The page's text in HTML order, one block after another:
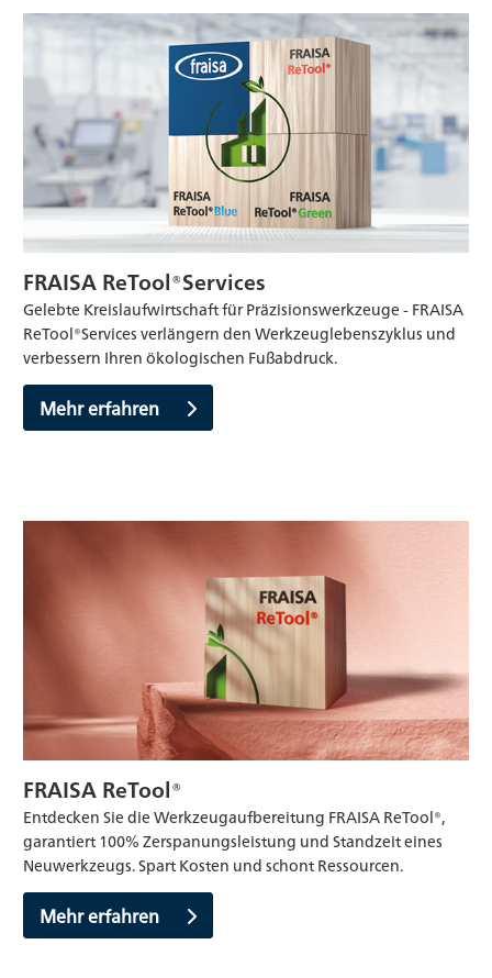
FRAISA ReTool®Services
Gelebte Kreislaufwirtschaft für Präzisionswerkzeuge - FRAISA
ReTool®Services verlängern den Werkzeuglebenszyklus und
verbessern Ihren ökologischen Fußabdruck.
Mehr erfahren
FRAISA ReTool®
Entdecken Sie die Werkzeugaufbereitung FRAISA ReTool®,
garantiert 100% Zerspanungsleistung und Standzeit eines
Neuwerkzeugs. Spart Kosten und schont Ressourcen.
Mehr erfahren